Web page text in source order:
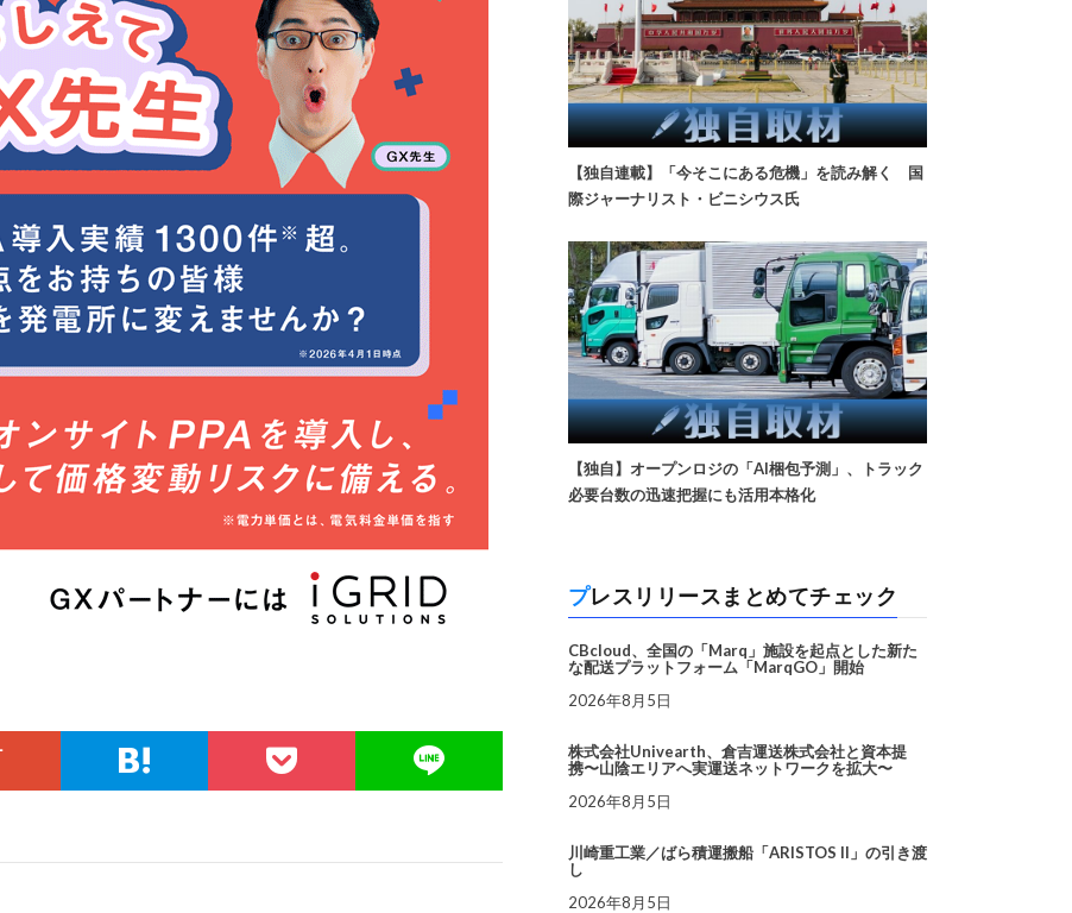
【独自連載】「今そこにある危機」を読み解く 国
際ジャーナリスト・ビニシウス氏
【独自】オープンロジの「AI梱包予測」、トラック
必要台数の迅速把握にも活用本格化
プレスリリースまとめてチェック
CBcloud、全国の「Marq」施設を起点とした新た
な配送プラットフォーム「MarqGO」開始
2026年8月5日
株式会社Univearth、倉吉運送株式会社と資本提
携〜山陰エリアへ実運送ネットワークを拡大〜
2026年8月5日
川崎重工業／ばら積運搬船「ARISTOS II」の引き渡
し
2026年8月5日